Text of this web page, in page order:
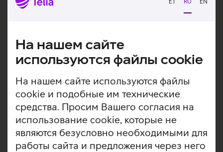
ET RU EN
На нашем сайте
используются файлы cookie
На нашем сайте используются файлы
cookie и подобные им технические
средства. Просим Вашего согласия на
использование cookie, которые не
являются безусловно необходимыми для
работы сайта и предложения через него